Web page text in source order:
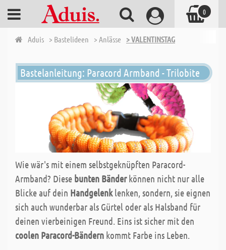
Aduis > Bastelideen > Anlässe > VALENTINSTAG
Bastelanleitung: Paracord Armband - Trilobite
Wie wär's mit einem selbstgeknüpften Paracord-
Armband? Diese bunten Bänderkönnen nicht nur alle
Blicke auf dein Handgelenklenken, sondern, sie eignen
sich auch wunderbar als Gürtel oder als Halsband für
deinen vierbeinigen Freund. Eins ist sicher mit den
coolen Paracord-Bändern kommt Farbe ins Leben.
0